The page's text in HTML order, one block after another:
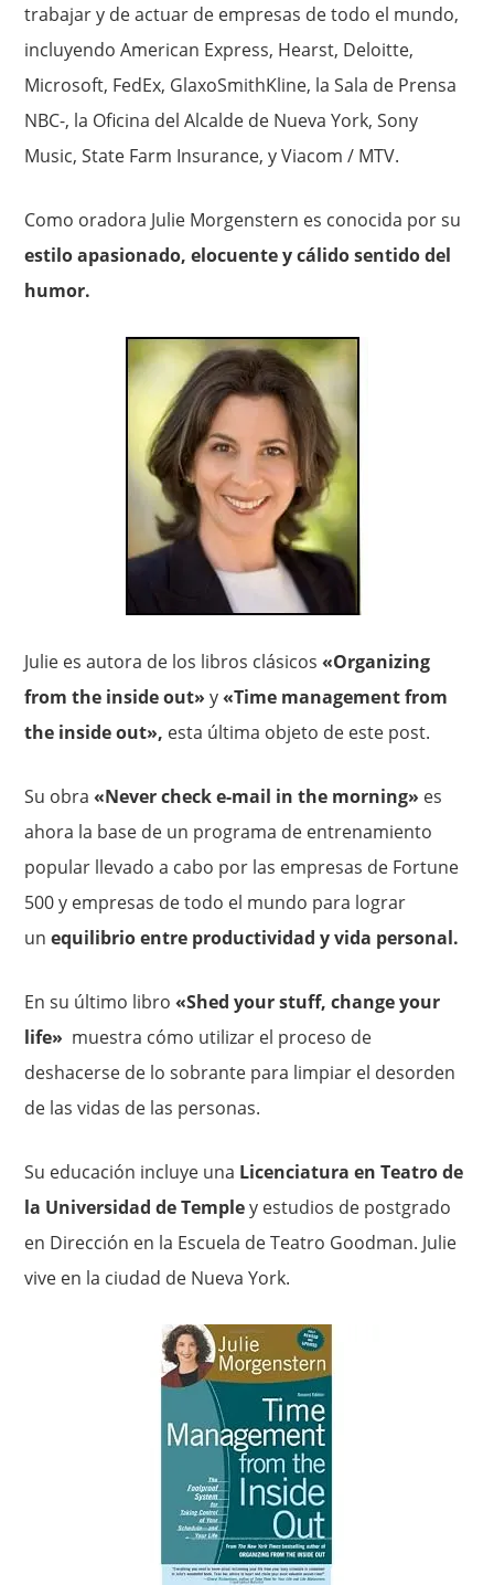
trabajar y de actuar de empresas de todo el mundo,
incluyendo American Express, Hearst, Deloitte,
Microsoft, FedEx, GlaxoSmithKline, la Sala de Prensa
NBC-, la Oficina del Alcalde de Nueva York, Sony
Music, State Farm Insurance, y Viacom / MTV.
Como oradora Julie Morgenstern es conocida por su
estilo apasionado, elocuente y cálido sentido del
humor.
Julie es autora de los libros clásicos«Organizing
from the inside out» y«Time management from
the inside out», esta última objeto de este post.
Su obra«Never check e-mail in the morning» es
ahora la base de un programa de entrenamiento
popular llevado a cabo por las empresas de Fortune
500 y empresas de todo el mundo para lograr
unequilibrio entre productividad y vida personal.
En su último libro«Shed your stuff, change your
life» muestra cómo utilizar el proceso de
deshacerse de lo sobrante para limpiar el desorden
de las vidas de las personas.
Su educación incluye una Licenciatura en Teatro de
la Universidad de Templey estudios de postgrado
en Dirección en la Escuela de Teatro Goodman. Julie
vive en la ciudad de Nueva York.